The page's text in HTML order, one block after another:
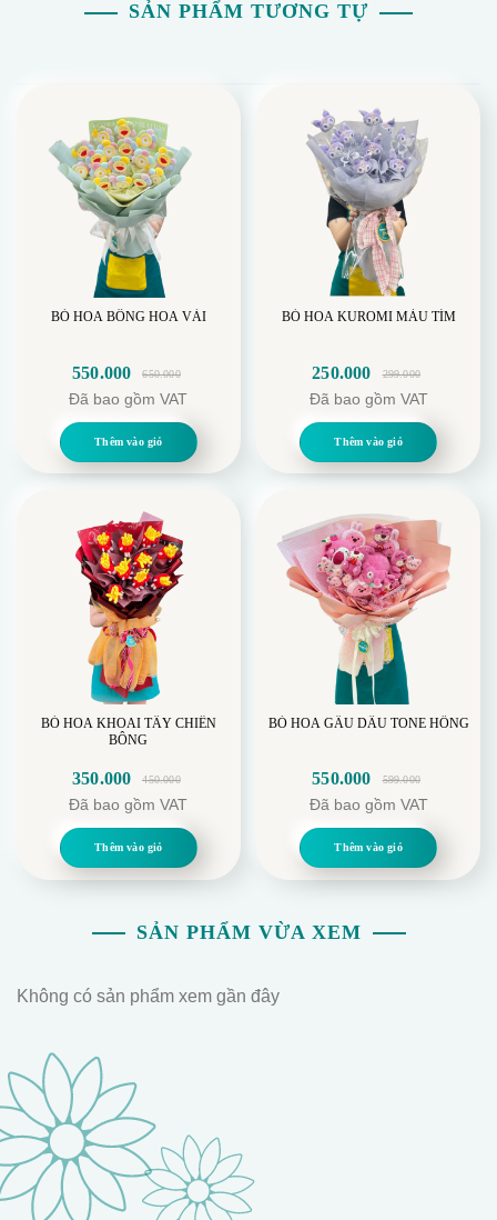
SẢN PHẨM TƯƠNG TỰ
BÓ HOA BÔNG HOA VẢI
650.000
gốc
550.000
hiện
550.000.
Đã bao gồm VAT
Thêm vào giỏ
BÓ HOA KUROMI MÀU TÍM
299.000
gốc
250.000
hiện
250.000.
Đã bao gồm VAT
Thêm vào giỏ
BÓ HOA KHOAI TÂY CHIÊN
BÔNG
450.000
gốc
350.000
hiện
Đã bao gồm VAT
Thêm vào giỏ
BÓ HOA GẤU DÂU TONE HỒNG
599.000
gốc
550.000
hiện
Đã bao gồm VAT
Thêm vào giỏ
SẢN PHẨM VỪA XEM
Không có sản phẩm xem gần đây